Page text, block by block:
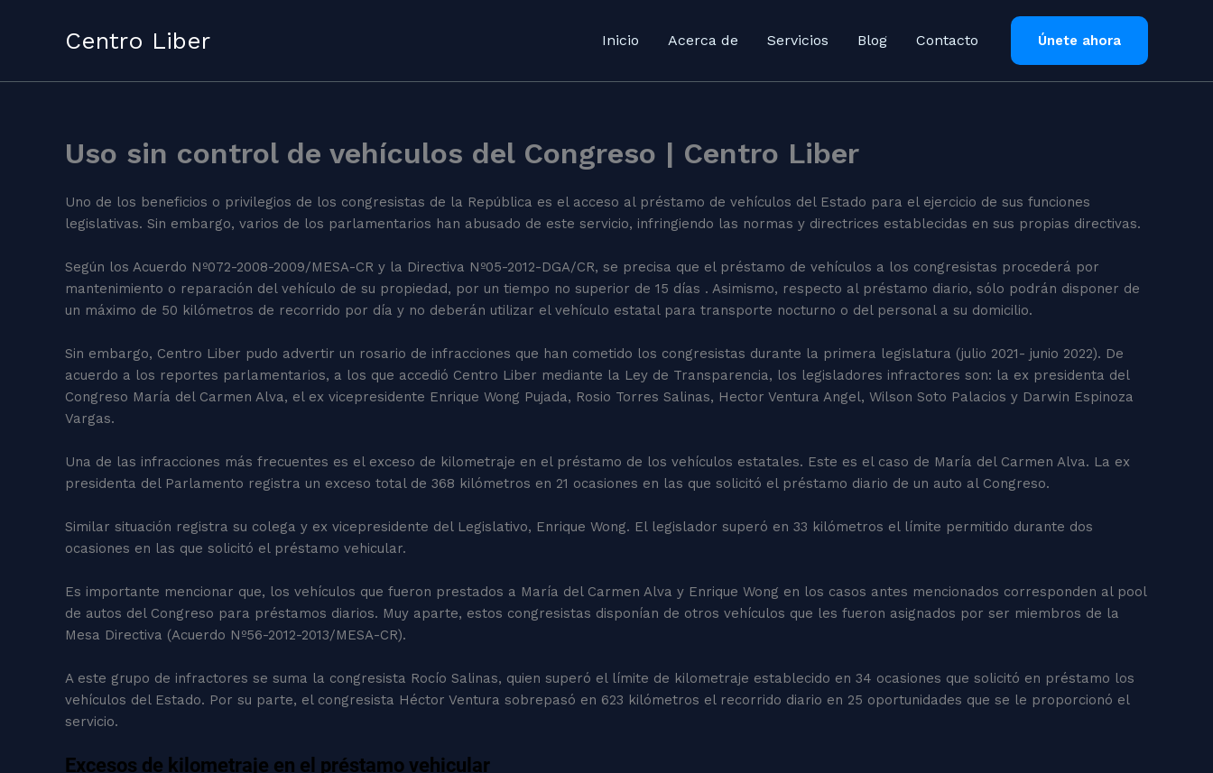
Centro Liber Inicio Acerca de Servicios Blog Contacto Únete ahora
Uso sin control de vehículos del Congreso | Centro Liber
Uno de los beneficios o privilegios de los congresistas de la República es el acceso al préstamo de vehículos del Estado para el ejercicio de sus funciones
legislativas. Sin embargo, varios de los parlamentarios han abusado de este servicio, infringiendo las normas y directrices establecidas en sus propias directivas.
Según los Acuerdo Nº072-2008-2009/MESA-CR y la Directiva Nº05-2012-DGA/CR, se precisa que el préstamo de vehículos a los congresistas procederá por
mantenimiento o reparación del vehículo de su propiedad, por un tiempo no superior de 15 días . Asimismo, respecto al préstamo diario, sólo podrán disponer de
un máximo de 50 kilómetros de recorrido por día y no deberán utilizar el vehículo estatal para transporte nocturno o del personal a su domicilio.
Sin embargo, Centro Liber pudo advertir un rosario de infracciones que han cometido los congresistas durante la primera legislatura (julio 2021- junio 2022). De
acuerdo a los reportes parlamentarios, a los que accedió Centro Liber mediante la Ley de Transparencia, los legisladores infractores son: la ex presidenta del
Congreso María del Carmen Alva, el ex vicepresidente Enrique Wong Pujada, Rosio Torres Salinas, Hector Ventura Angel, Wilson Soto Palacios y Darwin Espinoza
Vargas.
Una de las infracciones más frecuentes es el exceso de kilometraje en el préstamo de los vehículos estatales. Este es el caso de María del Carmen Alva. La ex
presidenta del Parlamento registra un exceso total de 368 kilómetros en 21 ocasiones en las que solicitó el préstamo diario de un auto al Congreso.
Similar situación registra su colega y ex vicepresidente del Legislativo, Enrique Wong. El legislador superó en 33 kilómetros el límite permitido durante dos
ocasiones en las que solicitó el préstamo vehicular.
Es importante mencionar que, los vehículos que fueron prestados a María del Carmen Alva y Enrique Wong en los casos antes mencionados corresponden al pool
de autos del Congreso para préstamos diarios. Muy aparte, estos congresistas disponían de otros vehículos que les fueron asignados por ser miembros de la
Mesa Directiva (Acuerdo Nº56-2012-2013/MESA-CR).
A este grupo de infractores se suma la congresista Rocío Salinas, quien superó el límite de kilometraje establecido en 34 ocasiones que solicitó en préstamo los
vehículos del Estado. Por su parte, el congresista Héctor Ventura sobrepasó en 623 kilómetros el recorrido diario en 25 oportunidades que se le proporcionó el
servicio.